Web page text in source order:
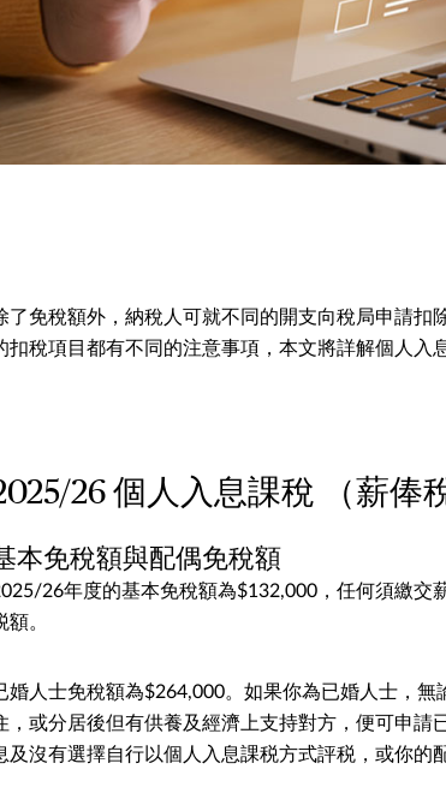
了免稅額外，納稅人可就不同的開支向稅局申請扣
扣稅項目都有不同的注意事項，本文將詳解個人入
26 個人入息課稅 （薪俸
本免稅額與配偶免稅額
26年度的基本免稅額為$132,000，任何須繳交
額。
婚人士免稅額為$264,000。如果你為已婚人士，
，或分居後但有供養及經濟上支持對方，便可申請
及沒有選擇自行以個人入息課税方式評税，或你的